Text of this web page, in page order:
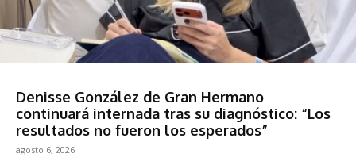
Denisse González de Gran Hermano
continuará internada tras su diagnóstico: “Los
resultados no fueron los esperados”
agosto 6, 2026